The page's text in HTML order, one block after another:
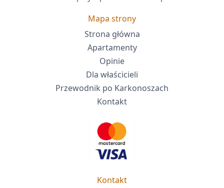
Mapa strony
Strona główna
Apartamenty
Opinie
Dla właścicieli
Przewodnik po Karkonoszach
Kontakt
Kontakt